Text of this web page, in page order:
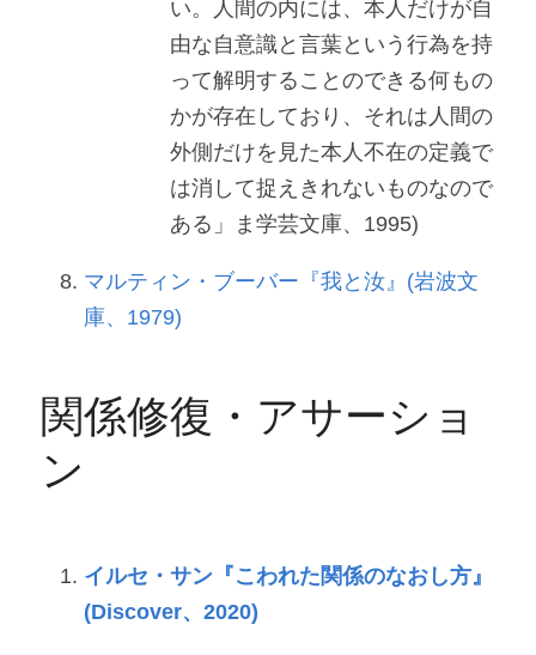
い。人間の内には、本人だけが自
由な自意識と言葉という行為を持
って解明することのできる何もの
かが存在しており、それは人間の
外側だけを見た本人不在の定義で
は消して捉えきれないものなので
ある」ま学芸文庫、1995)
マルティン・ブーバー『我と汝』(岩波文
庫、1979)
関係修復・アサーショ
ン
イルセ・サン『こわれた関係のなおし方』
(Discover、2020)